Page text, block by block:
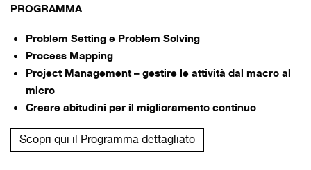
PROGRAMMA
Problem Setting e Problem Solving
Process Mapping
Project Management – gestire le attività dal macro al
micro
Creare abitudini per il miglioramento continuo
Scopri qui il Programma dettagliato